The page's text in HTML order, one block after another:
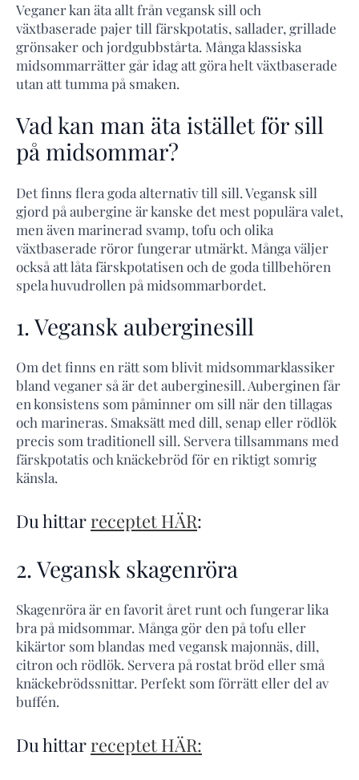
Veganer kan äta allt från vegansk sill och
växtbaserade pajer till färskpotatis, sallader, grillade
grönsaker och jordgubbstårta. Många klassiska
midsommarrätter går idag att göra helt växtbaserade
utan att tumma på smaken.
Vad kan man äta istället för sill
på midsommar?
Det finns flera goda alternativ till sill. Vegansk sill
gjord på aubergine är kanske det mest populära valet,
men även marinerad svamp, tofu och olika
växtbaserade röror fungerar utmärkt. Många väljer
också att låta färskpotatisen och de goda tillbehören
spela huvudrollen på midsommarbordet.
1. Vegansk auberginesill
Om det finns en rätt som blivit midsommarklassiker
bland veganer så är det auberginesill. Auberginen får
en konsistens som påminner om sill när den tillagas
och marineras. Smaksätt med dill, senap eller rödlök
precis som traditionell sill. Servera tillsammans med
färskpotatis och knäckebröd för en riktigt somrig
känsla.
Du hittarreceptet HÄR:
2. Vegansk skagenröra
Skagenröra är en favorit året runt och fungerar lika
bra på midsommar. Många gör den på tofu eller
kikärtor som blandas med vegansk majonnäs, dill,
citron och rödlök. Servera på rostat bröd eller små
knäckebrödssnittar. Perfekt som förrätt eller del av
buffén.
Du hittarreceptet HÄR: